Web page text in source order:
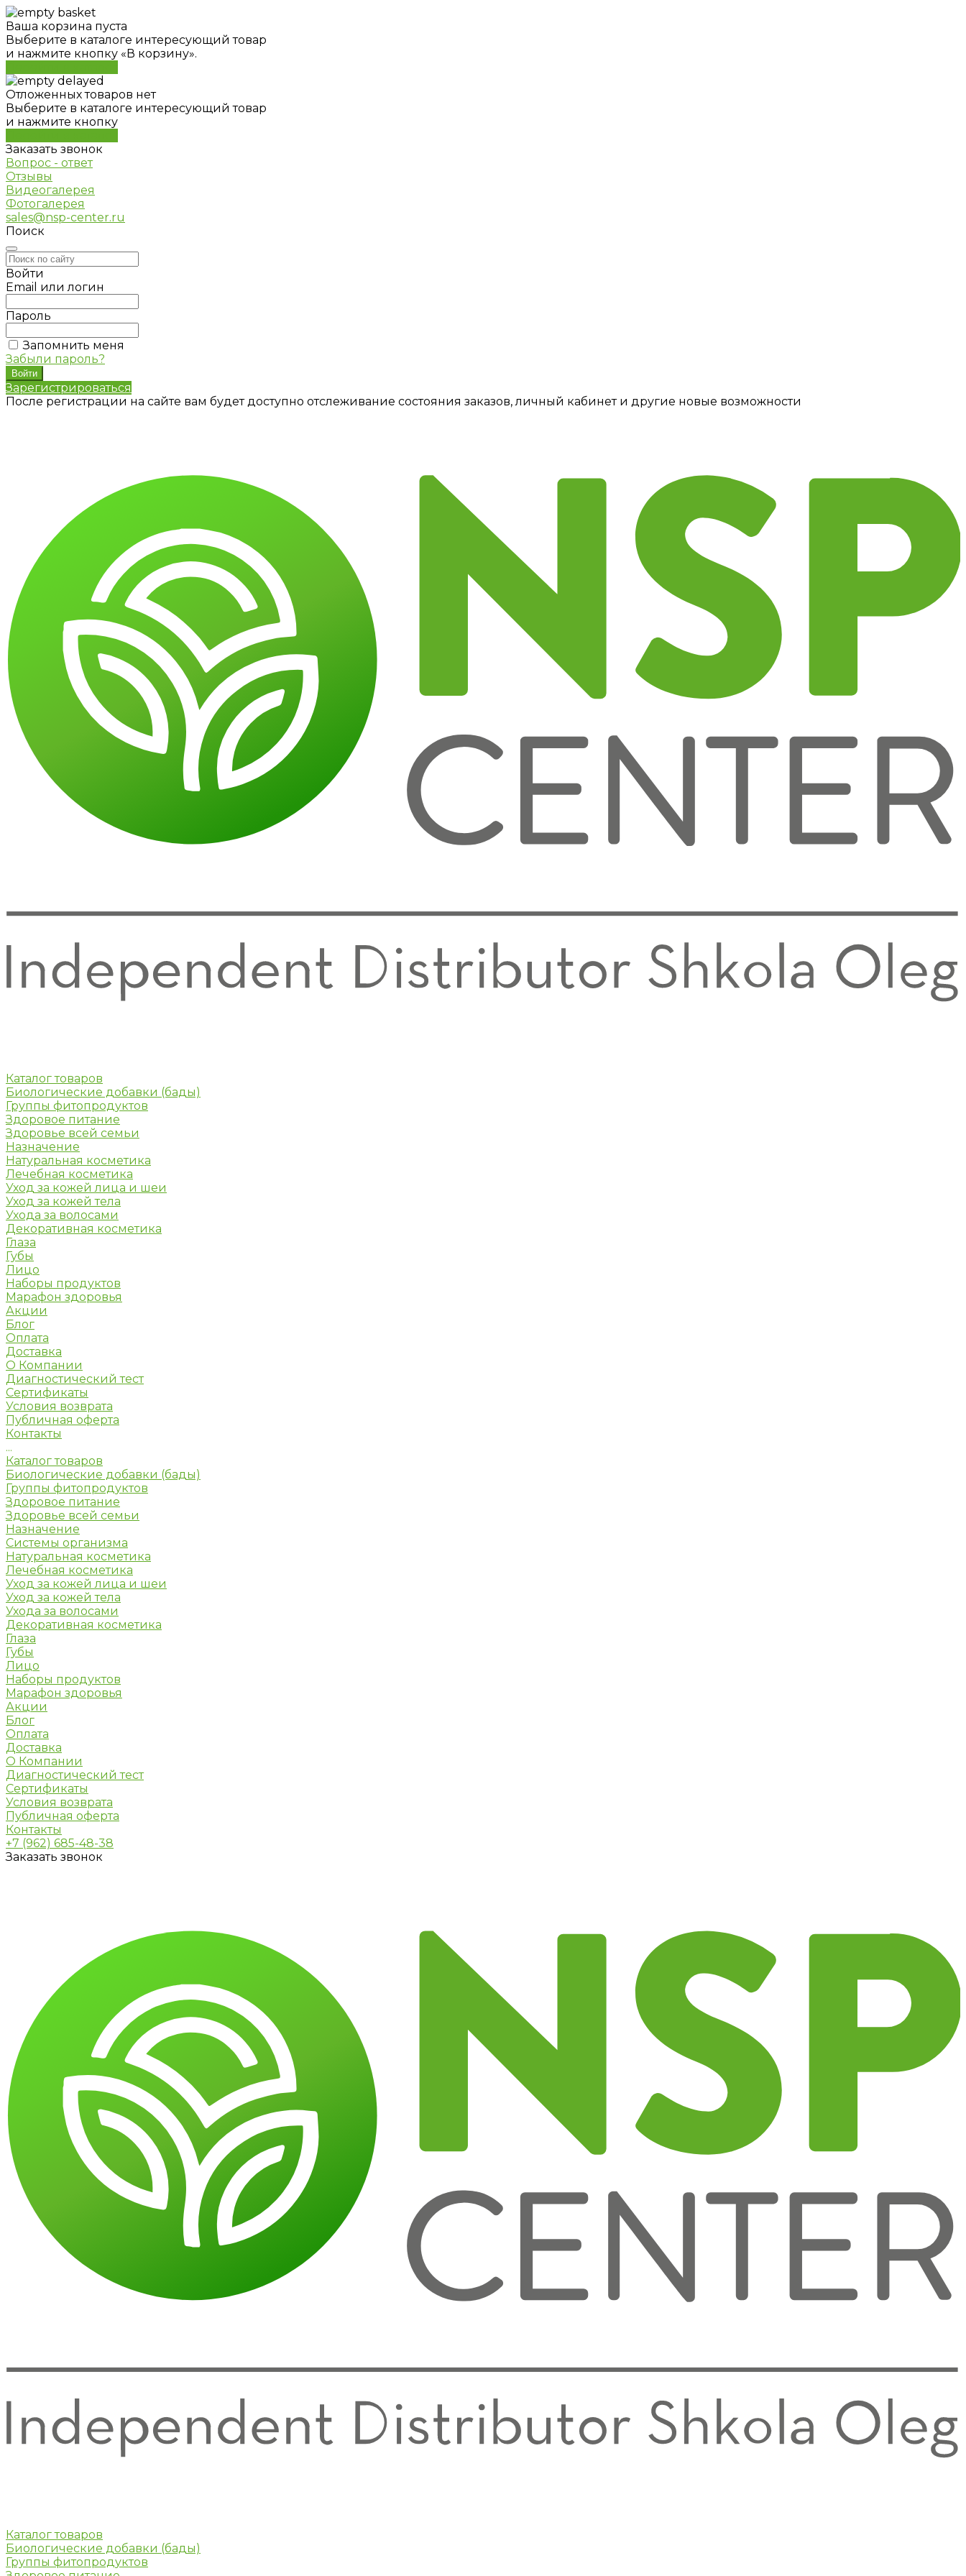
Ваша корзина пуста
Выберите в каталоге интересующий товар
и нажмите кнопку «В корзину».
Отложенных товаров нет
Выберите в каталоге интересующий товар
и нажмите кнопку
Заказать звонок
Вопрос - ответ
Отзывы
Видеогалерея
Фотогалерея
sales@nsp-center.ru
Поиск
Войти
Email или логин
Пароль
Запомнить меня
Забыли пароль?
Зарегистрироваться
После регистрации на сайте вам будет доступно отслеживание состояния заказов, личный кабинет и другие новые возможности
Каталог товаров
Биологические добавки (бады)
Группы фитопродуктов
Здоровое питание
Здоровье всей семьи
Назначение
Натуральная косметика
Лечебная косметика
Уход за кожей лица и шеи
Уход за кожей тела
Ухода за волосами
Декоративная косметика
Глаза
Губы
Лицо
Наборы продуктов
Марафон здоровья
Акции
Блог
Оплата
Доставка
О Компании
Диагностический тест
Сертификаты
Условия возврата
Публичная оферта
Контакты
...
Каталог товаров
Биологические добавки (бады)
Группы фитопродуктов
Здоровое питание
Здоровье всей семьи
Назначение
Системы организма
Натуральная косметика
Лечебная косметика
Уход за кожей лица и шеи
Уход за кожей тела
Ухода за волосами
Декоративная косметика
Глаза
Губы
Лицо
Наборы продуктов
Марафон здоровья
Акции
Блог
Оплата
Доставка
О Компании
Диагностический тест
Сертификаты
Условия возврата
Публичная оферта
Контакты
+7 (962) 685-48-38
Заказать звонок
Каталог товаров
Биологические добавки (бады)
Группы фитопродуктов